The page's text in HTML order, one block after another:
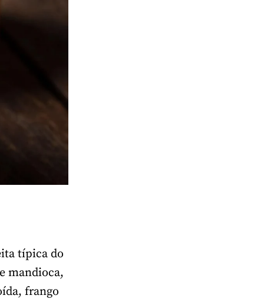
típica do
mandioca,
frango